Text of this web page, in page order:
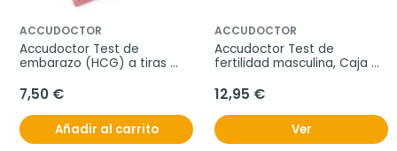
ACCUDOCTOR
Accudoctor Test de
embarazo (HCG) a tiras
7,50 €
Añadir al carrito
ACCUDOCTOR
Accudoctor Test de
fertilidad masculina, Caja
12,95 €
Ver